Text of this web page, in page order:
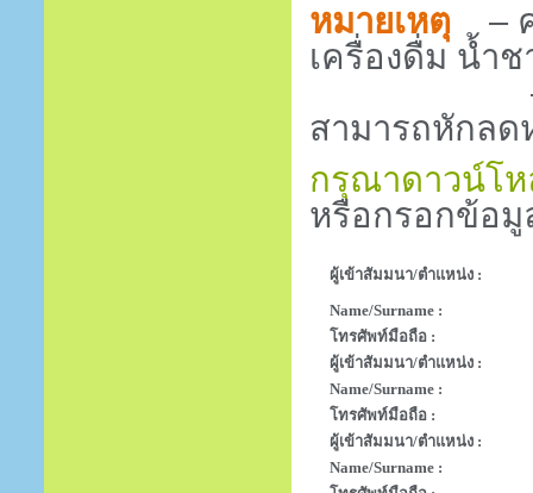
หมายเหตุ
–
เครื่องดื่ม น้ำ
สามารถหักลด
กรุณาดาวน์โ
หรือกรอกข้อมู
ผู้เข้าสัมมนา/ตำแหน่ง :
Name/Surname :
โทรศัพท์มือถือ :
ผู้เข้าสัมมนา/ตำแหน่ง :
Name/Surname :
โทรศัพท์มือถือ :
ผู้เข้าสัมมนา/ตำแหน่ง :
Name/Surname :